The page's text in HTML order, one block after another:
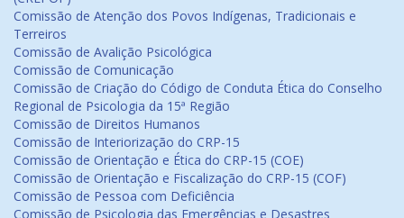
Comissão de Atenção dos Povos Indígenas, Tradicionais e
Terreiros
Comissão de Avalição Psicológica
Comissão de Comunicação
Comissão de Criação do Código de Conduta Ética do Conselho
Regional de Psicologia da 15ª Região
Comissão de Direitos Humanos
Comissão de Interiorização do CRP-15
Comissão de Orientação e Ética do CRP-15 (COE)
Comissão de Orientação e Fiscalização do CRP-15 (COF)
Comissão de Pessoa com Deficiência
Comissão de Psicologia das Emergências e Desastres